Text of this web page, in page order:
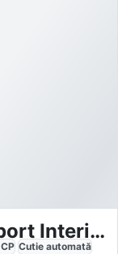
BMW X6 xDrive40d M Sport Interior Individual
CP Cutie automată